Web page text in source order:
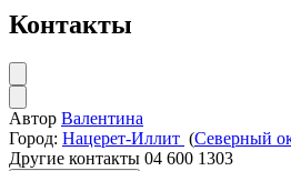
Контакты
Автор Валентина
Город: Нацерет-Иллит (Северный
Другие контакты 04 600 1303